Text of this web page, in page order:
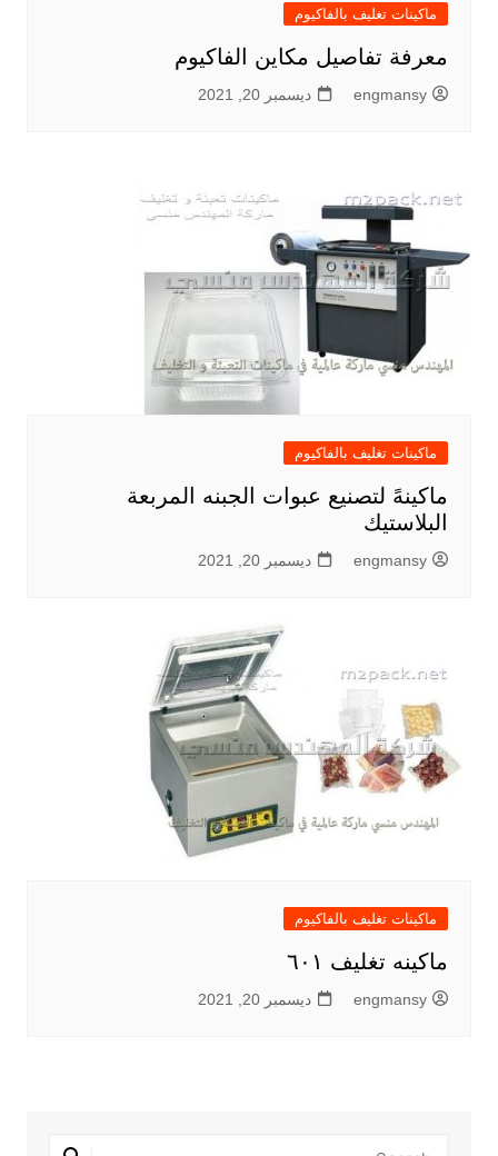
ماكينات تغليف بالفاكيوم
معرفة تفاصيل مكاين الفاكيوم
engmansy ديسمبر 20, 2021
ماكينات تغليف بالفاكيوم
ماكينهً لتصنيع عبوات الجبنه المربعة
البلاستيك
engmansy ديسمبر 20, 2021
ماكينات تغليف بالفاكيوم
ماكينه تغليف ٦٠١
engmansy ديسمبر 20, 2021